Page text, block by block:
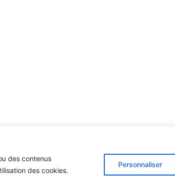
des contenus
des cookies.
Personnaliser
Création site internet par l’agence Web